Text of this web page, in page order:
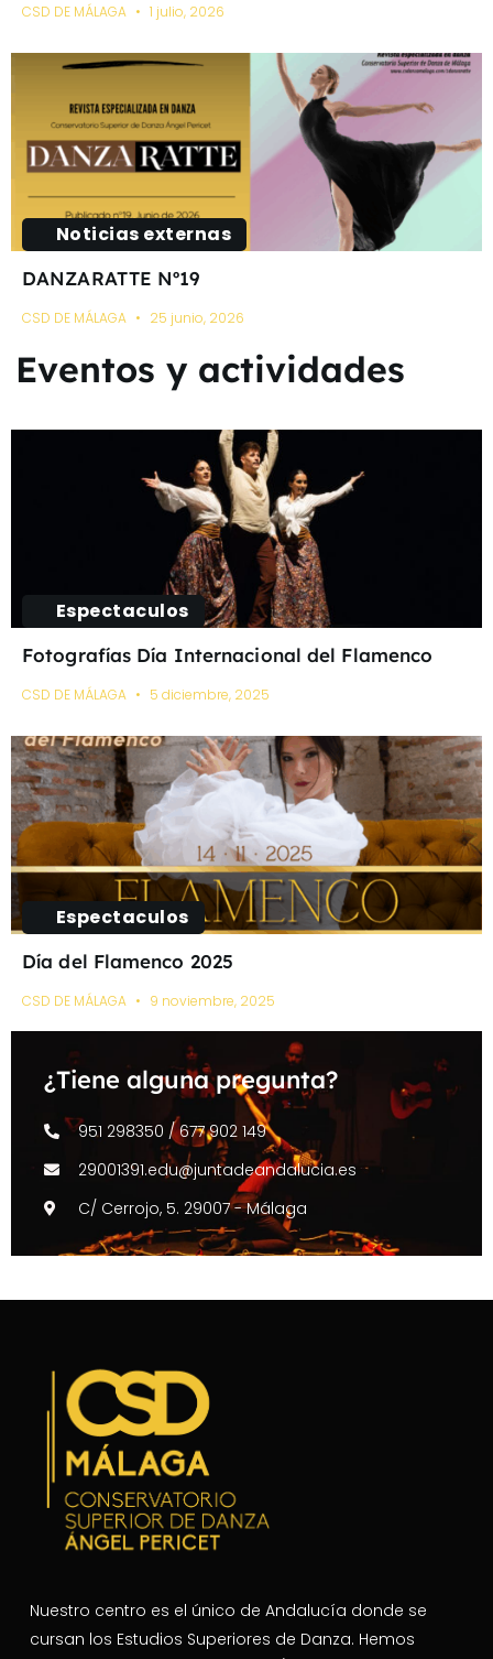
CSD DE MÁLAGA 1 julio, 2026
Noticias externas
DANZARATTE Nº19
CSD DE MÁLAGA 25 junio, 2026
Eventos y actividades
Espectaculos
Fotografías Día Internacional del Flamenco
CSD DE MÁLAGA 5 diciembre, 2025
Espectaculos
Día del Flamenco 2025
CSD DE MÁLAGA 9 noviembre, 2025
¿Tiene alguna pregunta?
951 298350 / 677 902 149
29001391.edu@juntadeandalucia.es
C/ Cerrojo, 5. 29007 - Málaga
Nuestro centro es el único de Andalucía donde se
cursan los Estudios Superiores de Danza. Hemos